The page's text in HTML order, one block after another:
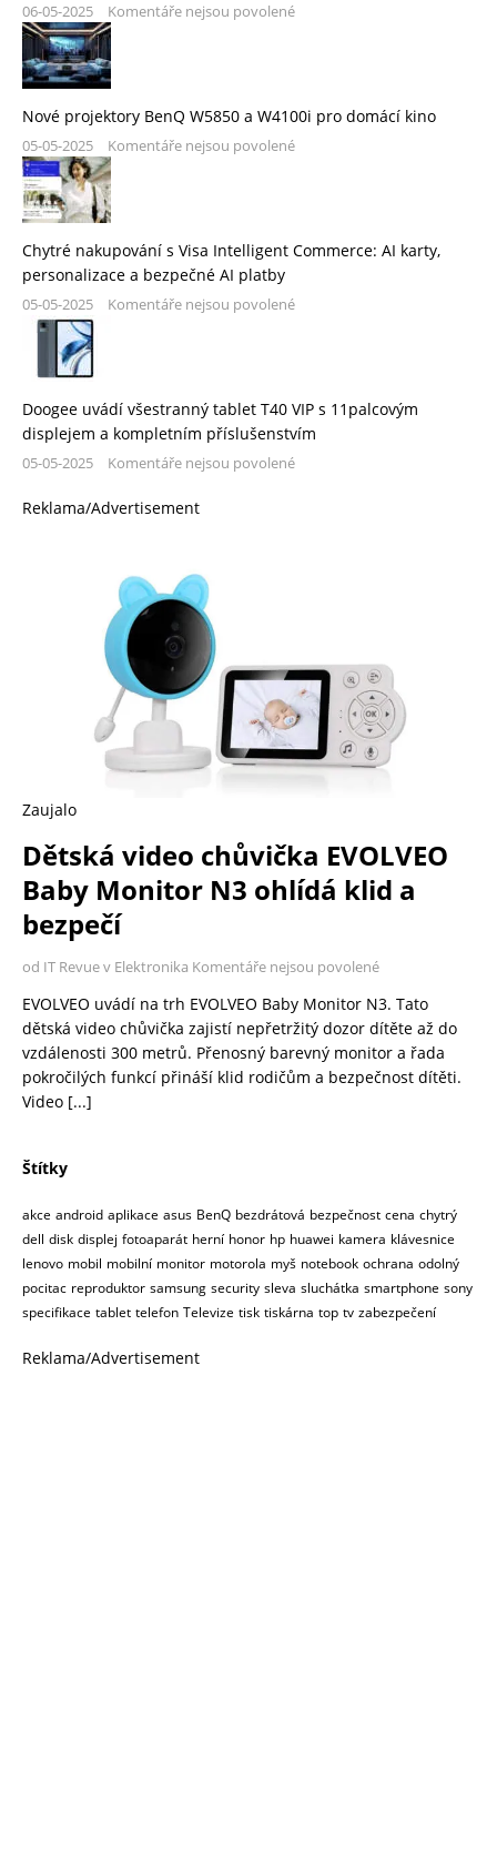
06-05-2025 Komentáře nejsou povolené
Nové projektory BenQ W5850 a W4100i pro domácí kino
05-05-2025 Komentáře nejsou povolené
Chytré nakupování s Visa Intelligent Commerce: AI karty,
personalizace a bezpečné AI platby
05-05-2025 Komentáře nejsou povolené
Doogee uvádí všestranný tablet T40 VIP s 11palcovým
displejem a kompletním příslušenstvím
05-05-2025 Komentáře nejsou povolené
Reklama/Advertisement
Zaujalo
Dětská video chůvička EVOLVEO
Baby Monitor N3 ohlídá klid a
bezpečí
od IT Revue v Elektronika Komentáře nejsou povolené
EVOLVEO uvádí na trh EVOLVEO Baby Monitor N3. Tato
dětská video chůvička zajistí nepřetržitý dozor dítěte až do
vzdálenosti 300 metrů. Přenosný barevný monitor a řada
pokročilých funkcí přináší klid rodičům a bezpečnost dítěti.
Video [...]
Štítky
akce android aplikace asus BenQ bezdrátová bezpečnost cena chytrý
dell disk displej fotoaparát herní honor hp huawei kamera klávesnice
lenovo mobil mobilní monitor motorola myš notebook ochrana odolný
pocitac reproduktor samsung security sleva sluchátka smartphone sony
specifikace tablet telefon Televize tisk tiskárna top tv zabezpečení
Reklama/Advertisement